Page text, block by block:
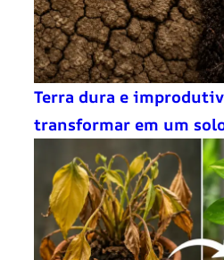
Terra dura e
transformar em um